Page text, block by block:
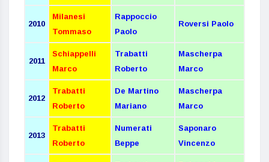
2010
Milanesi
Tommaso
Rappoccio
Paolo
Roversi Paolo
2011
Schiappelli
Marco
Trabatti
Roberto
Mascherpa
Marco
2012
Trabatti
Roberto
De Martino
Mariano
Mascherpa
Marco
2013
Trabatti
Roberto
Numerati
Beppe
Saponaro
Vincenzo